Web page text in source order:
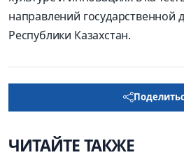
направлений государственной
Республики Казахстан.
ЧИТАЙТЕ ТАКЖЕ